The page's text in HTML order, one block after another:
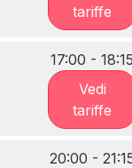
tariffe
17:00 - 18:15
Vedi
tariffe
20:00 -